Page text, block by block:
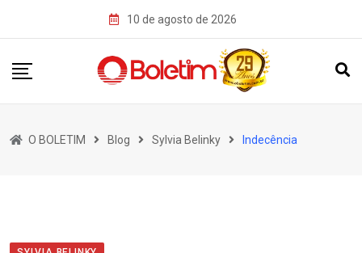
10 de agosto de 2026
O BOLETIM Blog Sylvia Belinky Indecência